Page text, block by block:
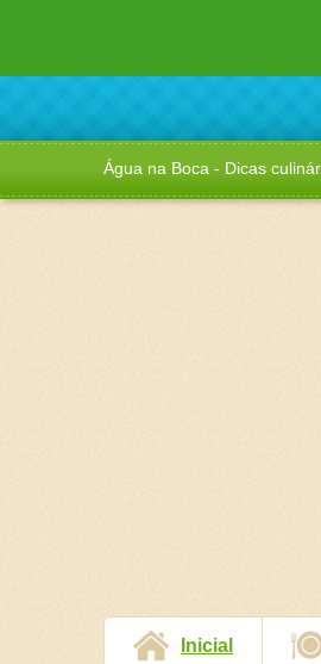
Água na Boca - Dicas
Inicial